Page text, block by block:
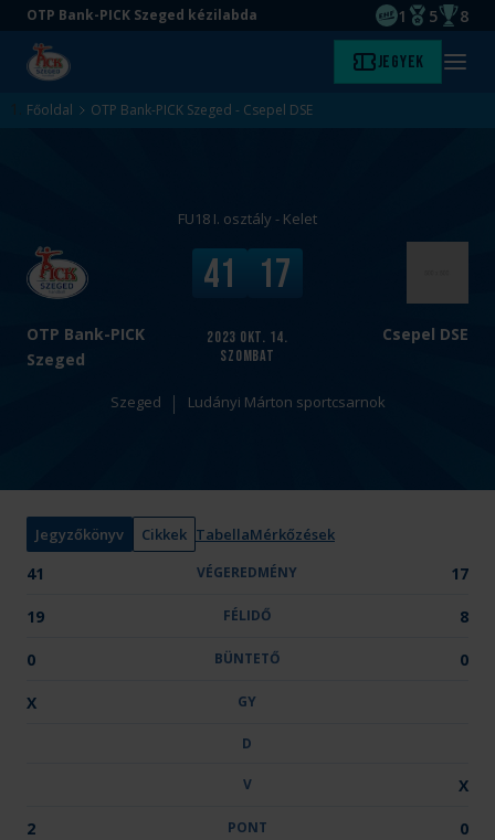
Ugrás
tartalomra
Ugrás
aljára
OTP Bank-PICK Szeged kézilabda
EHF
1
Magyar
5 8
Kezdőlap Jegyek Menü
Főoldal OTP Bank-PICK Szeged - Csepel DSE
FU18 I. osztály - Kelet
OTP Bank-PICK
Szeged
v
s
.
Csepel DSE
2023 okt. 14.
szombat
V
e
r
e
é
y
:
41 17
Szeged Ludányi Márton sportcsarnok
Jegyzőkönyv Cikkek TabellaMérkőzések
41 VÉGEREDMÉNY 17
19 FÉLIDŐ 8
0 BÜNTETŐ 0
X GY
D
V X
2 PONT 0